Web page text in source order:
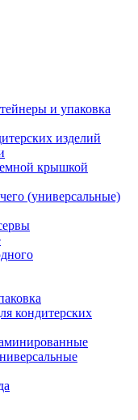
и упаковка
изделий
крышкой
(универсальные)
кондитерских